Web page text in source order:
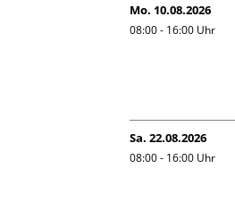
Mo. 10.08.2026
08:00 - 16:00 Uhr
Sa. 22.08.2026
08:00 - 16:00 Uhr